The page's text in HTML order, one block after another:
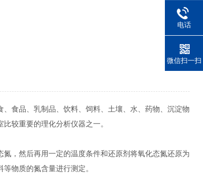
食品、乳制品、饮料、饲料、土壤、水、药物、沉淀物
较重要的理化分析仪器之一。
，然后再用一定的温度条件和还原剂将氧化态氮还原为
物质的氮含量进行测定。
电话
微信扫一扫